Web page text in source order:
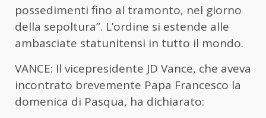
possedimenti fino al tramonto, nel giorno
della sepoltura”. L’ordine si estende alle
ambasciate statunitensi in tutto il mondo.
VANCE: Il vicepresidente JD Vance, che aveva
incontrato brevemente Papa Francesco la
domenica di Pasqua, ha dichiarato: